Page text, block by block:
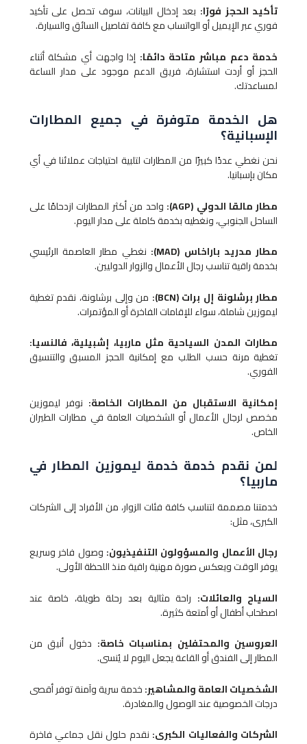
تأكيد الحجز فورًا: بعد إدخال البيانات، سوف تحصل على تأكيد
فوري عبر الإيميل أو الواتساب مع كافة تفاصيل السائق والسيارة.
خدمة دعم مباشر متاحة دائمًا: إذا واجهت أي مشكلة أثناء
الحجز أو أردت استشارة، فريق الدعم موجود على مدار الساعة
لمساعدتك.
هل الخدمة متوفرة في جميع المطارات
الإسبانية؟
نحن نغطي عددًا كبيرًا من المطارات لتلبية احتياجات عملائنا في أي
مكان بإسبانيا.
مطار مالقا الدولي (AGP):
واحد من أكثر المطارات ازدحامًا على
الساحل الجنوبي، ونغطيه بخدمة كاملة على مدار اليوم.
مطار مدريد باراخاس (MAD):
نغطي مطار العاصمة الرئيسي
بخدمة راقية تناسب رجال الأعمال والزوار الدوليين.
مطار برشلونة إل برات (BCN):
من وإلى برشلونة، نقدم تغطية
ليموزين شاملة، سواء للإقامات الفاخرة أو المؤتمرات.
مطارات المدن السياحية مثل ماربيا، إشبيلية، فالنسيا:
تغطية مرنة حسب الطلب مع إمكانية الحجز المسبق والتنسيق
الفوري.
إمكانية الاستقبال من المطارات الخاصة: نوفر ليموزين
مخصص لرجال الأعمال أو الشخصيات العامة في مطارات الطيران
الخاص.
لمن نقدم خدمة خدمة ليموزين المطار​ في
ماربيا؟
خدمتنا مصممة لتناسب كافة فئات الزوار، من الأفراد إلى الشركات
الكبرى، مثل:
رجال الأعمال والمسؤولون التنفيذيون: وصول فاخر وسريع
يوفر الوقت ويعكس صورة مهنية راقية منذ اللحظة الأولى.
السياح والعائلات: راحة مثالية بعد رحلة طويلة، خاصة عند
اصطحاب أطفال أو أمتعة كثيرة.
العروسين والمحتفلين بمناسبات خاصة: دخول أنيق من
المطار إلى الفندق أو القاعة يجعل اليوم لا يُنسى.
الشخصيات العامة والمشاهير:خدمة سرية وآمنة توفر أقصى
درجات الخصوصية عند الوصول والمغادرة.
الشركات والفعاليات الكبرى: نقدم حلول نقل جماعي فاخرة